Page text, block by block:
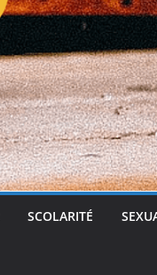
SCOLARITÉ